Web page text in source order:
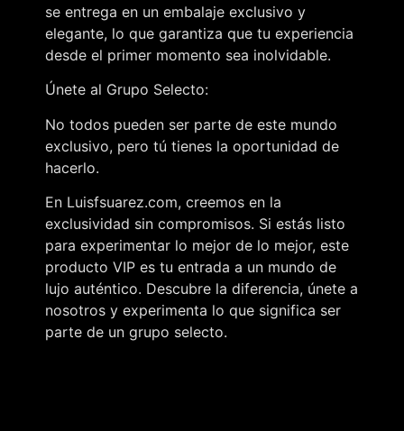
se entrega en un embalaje exclusivo y
elegante, lo que garantiza que tu experiencia
desde el primer momento sea inolvidable.
Únete al Grupo Selecto:
No todos pueden ser parte de este mundo
exclusivo, pero tú tienes la oportunidad de
hacerlo.
En Luisfsuarez.com, creemos en la
exclusividad sin compromisos. Si estás listo
para experimentar lo mejor de lo mejor, este
producto VIP es tu entrada a un mundo de
lujo auténtico. Descubre la diferencia, únete a
nosotros y experimenta lo que significa ser
parte de un grupo selecto.